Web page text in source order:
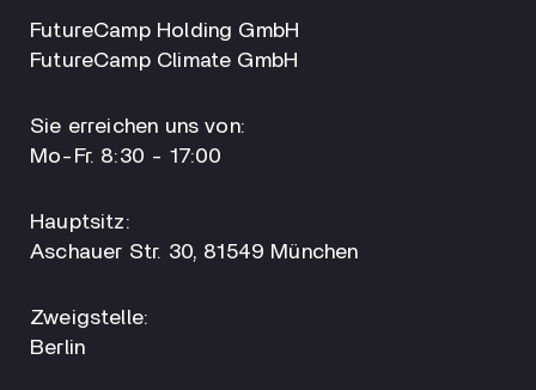
FutureCamp Holding GmbH
FutureCamp Climate GmbH
Sie erreichen uns von:
Mo-Fr. 8:30 - 17:00
Hauptsitz:
Aschauer Str. 30, 81549 München
Zweigstelle:
Berlin